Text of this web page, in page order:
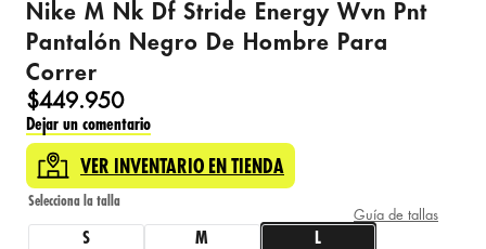
3. nike
4. guayos
5. gorras
Nike M Nk Df Stride Energy Wvn Pnt
Pantalón Negro De Hombre Para
Correr
$449.950
Dejar un comentario
VER INVENTARIO EN TIENDA
Guía de tallas
S M L